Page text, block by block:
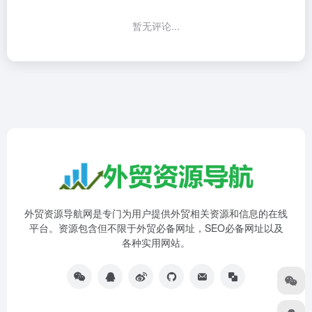
暂无评论...
外贸资源导航网是专门为用户提供外贸相关资源和信息的在线
平台。资源包含但不限于外贸必备网址，SEO必备网址以及
各种实用网站。